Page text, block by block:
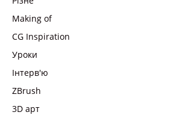
Making of
CG Inspiration
Уроки
Інтерв'ю
ZBrush
3D арт